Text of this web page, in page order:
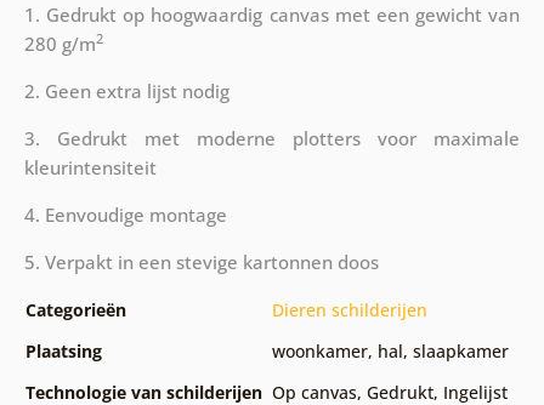
1. Gedrukt op hoogwaardig canvas met een gewicht van
280 g/m2
2. Geen extra lijst nodig
3. Gedrukt met moderne plotters voor maximale
kleurintensiteit
4. Eenvoudige montage
5. Verpakt in een stevige kartonnen doos
Categorieën
Dieren schilderijen
Plaatsing
woonkamer, hal, slaapkamer
Technologie van schilderijen Op canvas, Gedrukt, Ingelijst